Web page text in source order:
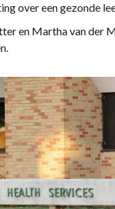
over een gezonde
en Martha van der